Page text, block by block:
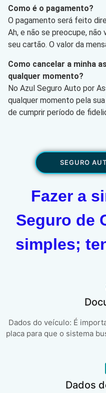
Como é o pagamento?
O pagamento será feito
Ah, e não se preocupe,
seu cartão. O valor da
Como cancelar a minha
qualquer momento?
No Azul Seguro Auto por
qualquer momento pela
de cumprir período de
SEGURO
Fazer a
Seguro de
simples;
Dados do veículo: É
placa para que o sistema
Dados